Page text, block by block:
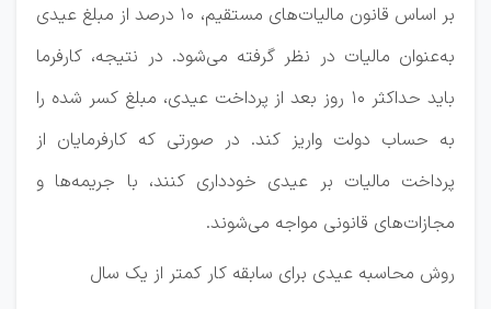
بر اساس قانون مالیات‌های مستقیم، ۱۰ درصد از مبلغ عیدی
به‌عنوان مالیات در نظر گرفته می‌شود. در نتیجه، کارفرما
باید حداکثر ۱۰ روز بعد از پرداخت عیدی، مبلغ کسر شده را
به حساب دولت واریز کند. در صورتی که کارفرمایان از
پرداخت مالیات بر عیدی خودداری کنند، با جریمه‌ها و
مجازات‌های قانونی مواجه می‌شوند.
روش محاسبه عیدی برای سابقه کار کمتر از یک سال